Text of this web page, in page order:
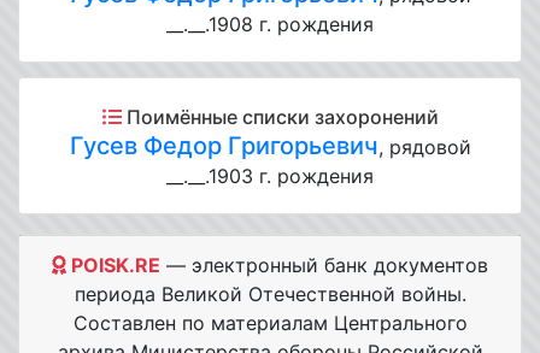
__.__.1908 г. рождения
Поимённые списки захоронений
Гусев Федор Григорьевич, рядовой
__.__.1903 г. рождения
POISK.RE — электронный банк документов
периода Великой Отечественной войны.
Составлен по материалам Центрального